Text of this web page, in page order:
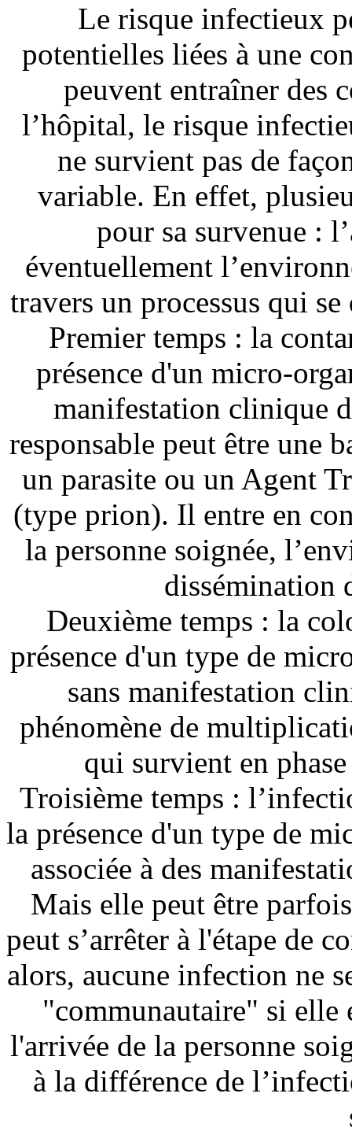
Le risque infectieux
potentielles liées à une
peuvent entraîner des
l’hôpital, le risque
ne survient pas de
variable. En effet,
pour sa survenue :
éventuellement
travers un processus qui
Premier temps : la
présence d'un micro-
manifestation clinique
responsable peut être une
un parasite ou un Agent
(type prion). Il entre en
la personne soignée,
dissémination
Deuxième temps : la
présence d'un type de
sans manifestation
phénomène de
qui survient en
Troisième temps :
la présence d'un type de
associée à des
Mais elle peut être
peut s’arrêter à l'étape de
alors, aucune infection ne
"communautaire" si elle
l'arrivée de la personne
à la différence de